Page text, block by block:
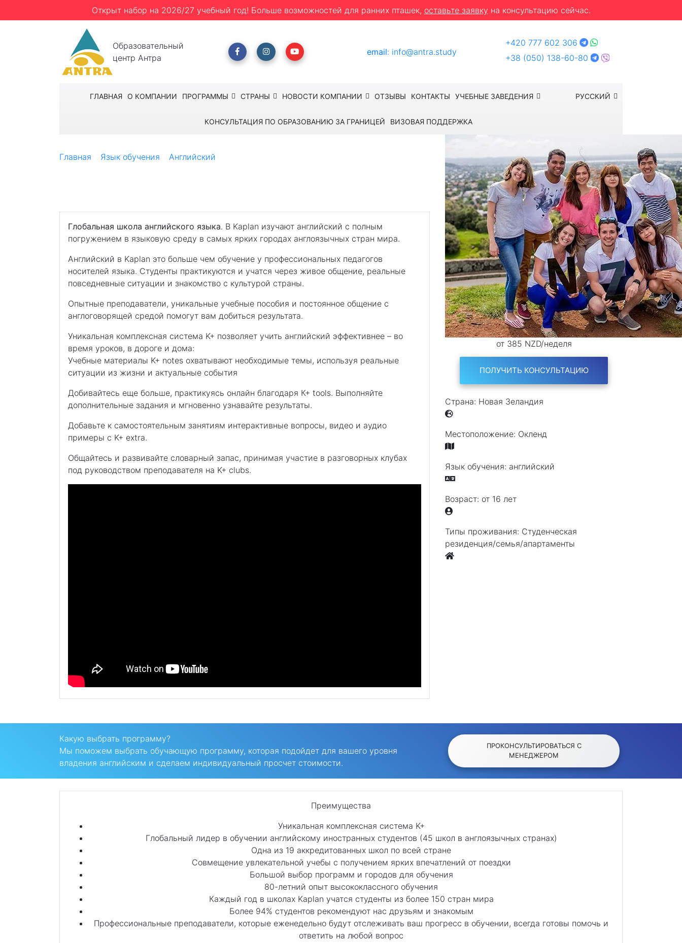
Открыт набор на 2026/27 учебный год! Больше возможностей для ранних пташек, оставьте заявку на консультацию сейчас.
Образовательный
центр Антра
email: info@antra.study
+420 777 602 306
+38 (050) 138-60-80
ГЛАВНАЯ О КОМПАНИИ ПРОГРАММЫ РУССКИЙ
СТРАНЫ НОВОСТИ КОМПАНИИ ОТЗЫВЫ КОНТАКТЫ УЧЕБНЫЕ ЗАВЕДЕНИЯ
КОНСУЛЬТАЦИЯ ПО ОБРАЗОВАНИЮ ЗА ГРАНИЦЕЙ ВИЗОВАЯ ПОДДЕРЖКА
Главная Язык обучения Английский
Глобальная школа английского языка. В Kaplan изучают английский с полным
погружением в языковую среду в самых ярких городах англоязычных стран мира.
Английский в Kaplan это больше чем обучение у профессиональных педагогов
носителей языка. Студенты практикуются и учатся через живое общение, реальные
повседневные ситуации и знакомство с культурой страны.
Опытные преподаватели, уникальные учебные пособия и постоянное общение с
англоговорящей средой помогут вам добиться результата.
Уникальная комплексная система K+ позволяет учить английский эффективнее – во
время уроков, в дороге и дома:
Учебные материалы K+ notes охватывают необходимые темы, используя реальные
ситуации из жизни и актуальные события
Добивайтесь еще больше, практикуясь онлайн благодаря К+ tools. Выполняйте
дополнительные задания и мгновенно узнавайте результаты.
Добавьте к самостоятельным занятиям интерактивные вопросы, видео и аудио
примеры с K+ extra.
Общайтесь и развивайте словарный запас, принимая участие в разговорных клубах
под руководством преподавателя на K+ clubs.
от 385 NZD/неделя
ПОЛУЧИТЬ КОНСУЛЬТАЦИЮ
Страна: Новая Зеландия
Местоположение: Окленд
Язык обучения: английский
Возраст: от 16 лет
Типы проживания: Студенческая
резиденция/семья/апартаменты
Какую выбрать программу?
Мы поможем выбрать обучающую программу, которая подойдет для вашего уровня
владения английским и сделаем индивидуальный просчет стоимости.
ПРОКОНСУЛЬТИРОВАТЬСЯ С
МЕНЕДЖЕРОМ
Преимущества
Уникальная комплексная система K+
Глобальный лидер в обучении английскому иностранных студентов (45 школ в англоязычных странах)
Одна из 19 аккредитованных школ по всей стране
Совмещение увлекательной учебы с получением ярких впечатлений от поездки
Большой выбор программ и городов для обучения
80-летний опыт высококлассного обучения
Каждый год в школах Kaplan учатся студенты из более 150 стран мира
Более 94% студентов рекомендуют нас друзьям и знакомым
Профессиональные преподаватели, которые еженедельно будут отслеживать ваш прогресс в обучении, всегда готовы помочь и
ответить на любой вопрос